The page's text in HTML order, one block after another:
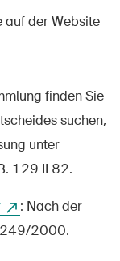
auf der Website
finden Sie
suchen,
unter
129 II 82.
: Nach der
2000.